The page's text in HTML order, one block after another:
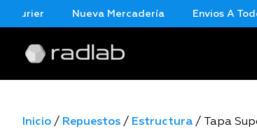
Nueva Mercadería Envios A Todo
Inicio / Repuestos / Estructura / Tapa